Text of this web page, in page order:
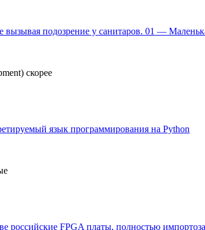
подозрение у санитаров. 01 —
скорее
язык программирования на Python
российские FPGA платы, полностью